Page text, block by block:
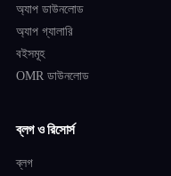
অ্যাপ ডাউনলোড
অ্যাপ গ্যালারি
বইসমূহ
OMR ডাউনলোড
ব্লগ ও রিসোর্স
ব্লগ